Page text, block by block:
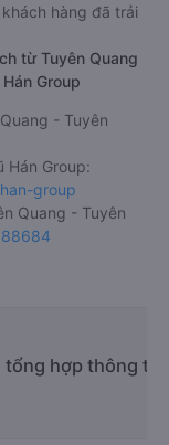
hàng đã trải
từ Tuyên Quang
Group
- Tuyên
Hán Group:
group
Quang - Tuyên
tổng hợp thông